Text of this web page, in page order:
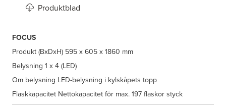
Produktblad
FOCUS
Produkt (BxDxH) 595 x 605 x 1860 mm
Belysning 1 x 4 (LED)
Om belysning LED-belysning i kylskåpets topp
Flaskkapacitet Nettokapacitet för max. 197 flaskor styck